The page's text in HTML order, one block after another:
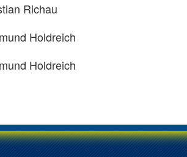
Richau
Holdreich
Holdreich